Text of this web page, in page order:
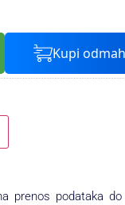
Kupi odmah
prenos podataka